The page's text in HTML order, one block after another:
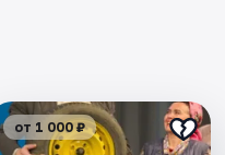
от 1 000 ₽